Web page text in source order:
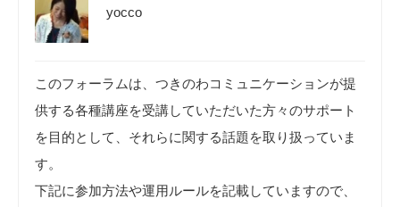
yocco
このフォーラムは、つきのわコミュニケーションが提
供する各種講座を受講していただいた方々のサポート
を目的として、それらに関する話題を取り扱っていま
す。
下記に参加方法や運用ルールを記載していますので、